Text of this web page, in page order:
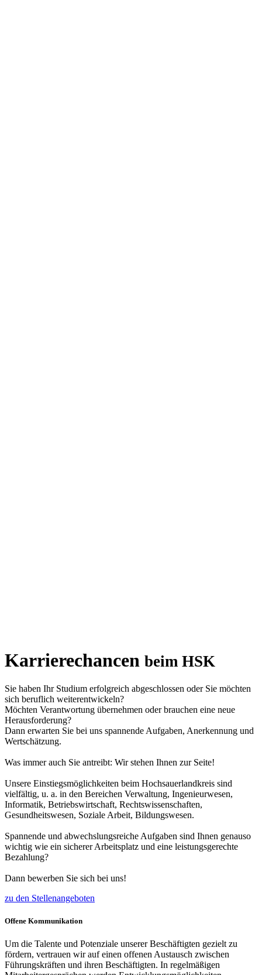
Karrierechancen beim HSK
Sie haben Ihr Studium erfolgreich abgeschlossen oder Sie möchten
sich beruflich weiterentwickeln?
Möchten Verantwortung übernehmen oder brauchen eine neue
Herausforderung?
Dann erwarten Sie bei uns spannende Aufgaben, Anerkennung und
Wertschätzung.
Was immer auch Sie antreibt: Wir stehen Ihnen zur Seite!
Unsere Einstiegsmöglichkeiten beim Hochsauerlandkreis sind
vielfältig, u. a. in den Bereichen Verwaltung, Ingenieurwesen,
Informatik, Betriebswirtschaft, Rechtswissenschaften,
Gesundheitswesen, Soziale Arbeit, Bildungswesen.
Spannende und abwechslungsreiche Aufgaben sind Ihnen genauso
wichtig wie ein sicherer Arbeitsplatz und eine leistungsgerechte
Bezahlung?
Dann bewerben Sie sich bei uns!
zu den Stellenangeboten
Offene Kommunikation
Um die Talente und Potenziale unserer Beschäftigten gezielt zu
fördern, vertrauen wir auf einen offenen Austausch zwischen
Führungskräften und ihren Beschäftigten. In regelmäßigen